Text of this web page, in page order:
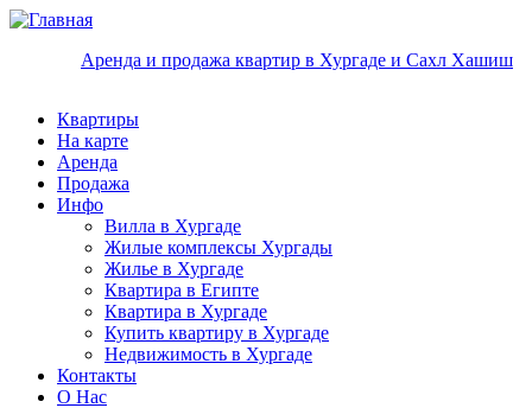
Перейти к основному содержанию
Аренда и продажа квартир в Хургаде и Сахл Хашиш
Квартиры
На карте
Аренда
Продажа
Инфо
Вилла в Хургаде
Жилые комплексы Хургады
Жилье в Хургаде
Квартира в Египте
Квартира в Хургаде
Купить квартиру в Хургаде
Недвижимость в Хургаде
Контакты
О Нас